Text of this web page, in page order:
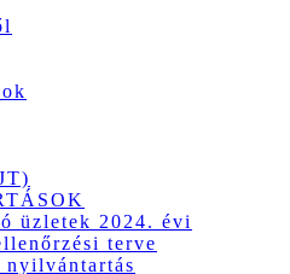
üzletek 2024. évi
terve
nyilvántartás